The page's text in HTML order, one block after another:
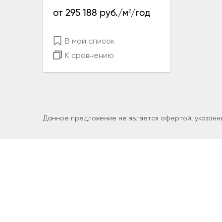
от 295 188 руб./м2/год
В мой список
К сравнению
Данное предложение не является офертой,